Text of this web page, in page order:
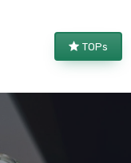
TOPs